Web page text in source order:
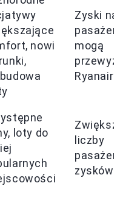
nowi
Zyski na
pasażera
mogą
Ryanair
loty do
liczby
zysków